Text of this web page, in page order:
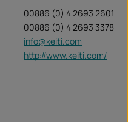
00886 (0) 4 2693 2601
00886 (0) 4 2693 3378
info@keiti.com
http://www.keiti.com/